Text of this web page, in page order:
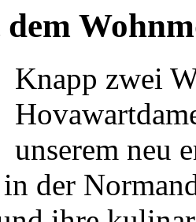
Knapp zwei
unserem neu
der